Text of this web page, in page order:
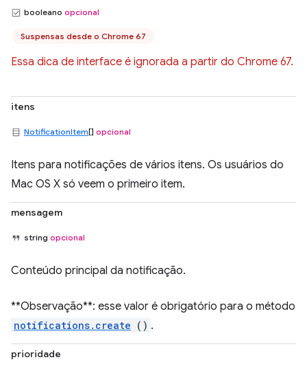
booleano opcional
Suspensas desde o Chrome 67
Essa dica de interface é ignorada a partir do Chrome 67.
itens
NotificationItem[] opcional
Itens para notificações de vários itens. Os usuários do
Mac OS X só veem o primeiro item.
mensagem
string opcional
Conteúdo principal da notificação.
**Observação**: esse valor é obrigatório para o método
notifications.create () .
prioridade